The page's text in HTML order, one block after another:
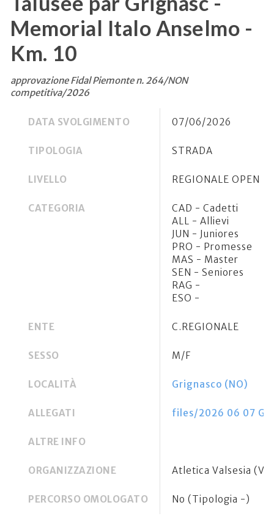
Memorial Italo Anselmo -
Km. 10
approvazione Fidal Piemonte n. 264/NON
competitiva/2026
DATA SVOLGIMENTO 07/06/2026
TIPOLOGIA STRADA
LIVELLO REGIONALE OPEN
CATEGORIA
CAD - Cadetti
ALL - Allievi
JUN - Juniores
PRO - Promesse
MAS - Master
SEN - Seniores
RAG -
ESO -
ENTE C.REGIONALE
SESSO M/F
LOCALITÀ Grignasco (NO)
ALLEGATI files/2026 06 07
ALTRE INFO
ORGANIZZAZIONE Atletica Valsesia
PERCORSO OMOLOGATO No (Tipologia -)